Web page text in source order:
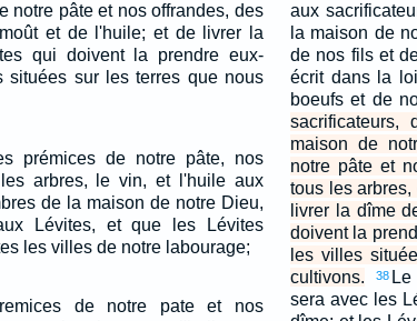
notre pâte et nos offrandes, des
et de l'huile; et de livrer la
qui doivent la prendre eux-
situées sur les terres que nous
prémices de notre pâte, nos
arbres, le vin, et l'huile aux
de la maison de notre Dieu,
Lévites, et que les Lévites
les villes de notre labourage;
de notre pate et nos
aux
la maison de
de nos fils et
écrit dans la
boeufs et de
sacrificateurs,
maison de
notre pâte et
tous les
livrer la dîme
doivent la
les villes
cultivons.
38
sera avec les